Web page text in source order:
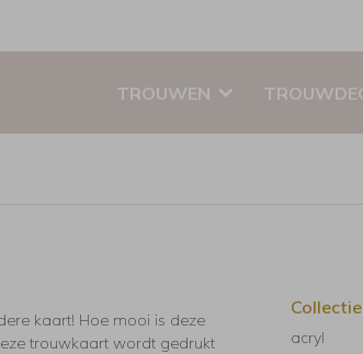
TROUWEN
kaart! Hoe mooi is deze
trouwkaart wordt gedrukt
Collectie
acryl